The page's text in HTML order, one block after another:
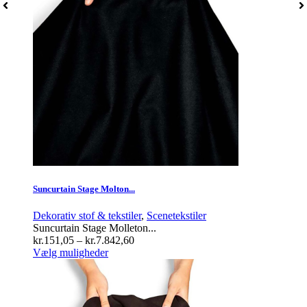
Suncurtain Stage Molton...
Dekorativ stof & tekstiler, Scenetekstiler
Suncurtain Stage Molleton...
kr.151,05 – kr.7.842,60Prisinterval:
kr.7.842,60
Vælg mulighederDette
flere
varianter.